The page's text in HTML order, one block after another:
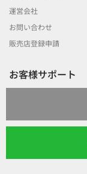
運営会社
お問い合わせ
販売店登録申請
お客様サポート